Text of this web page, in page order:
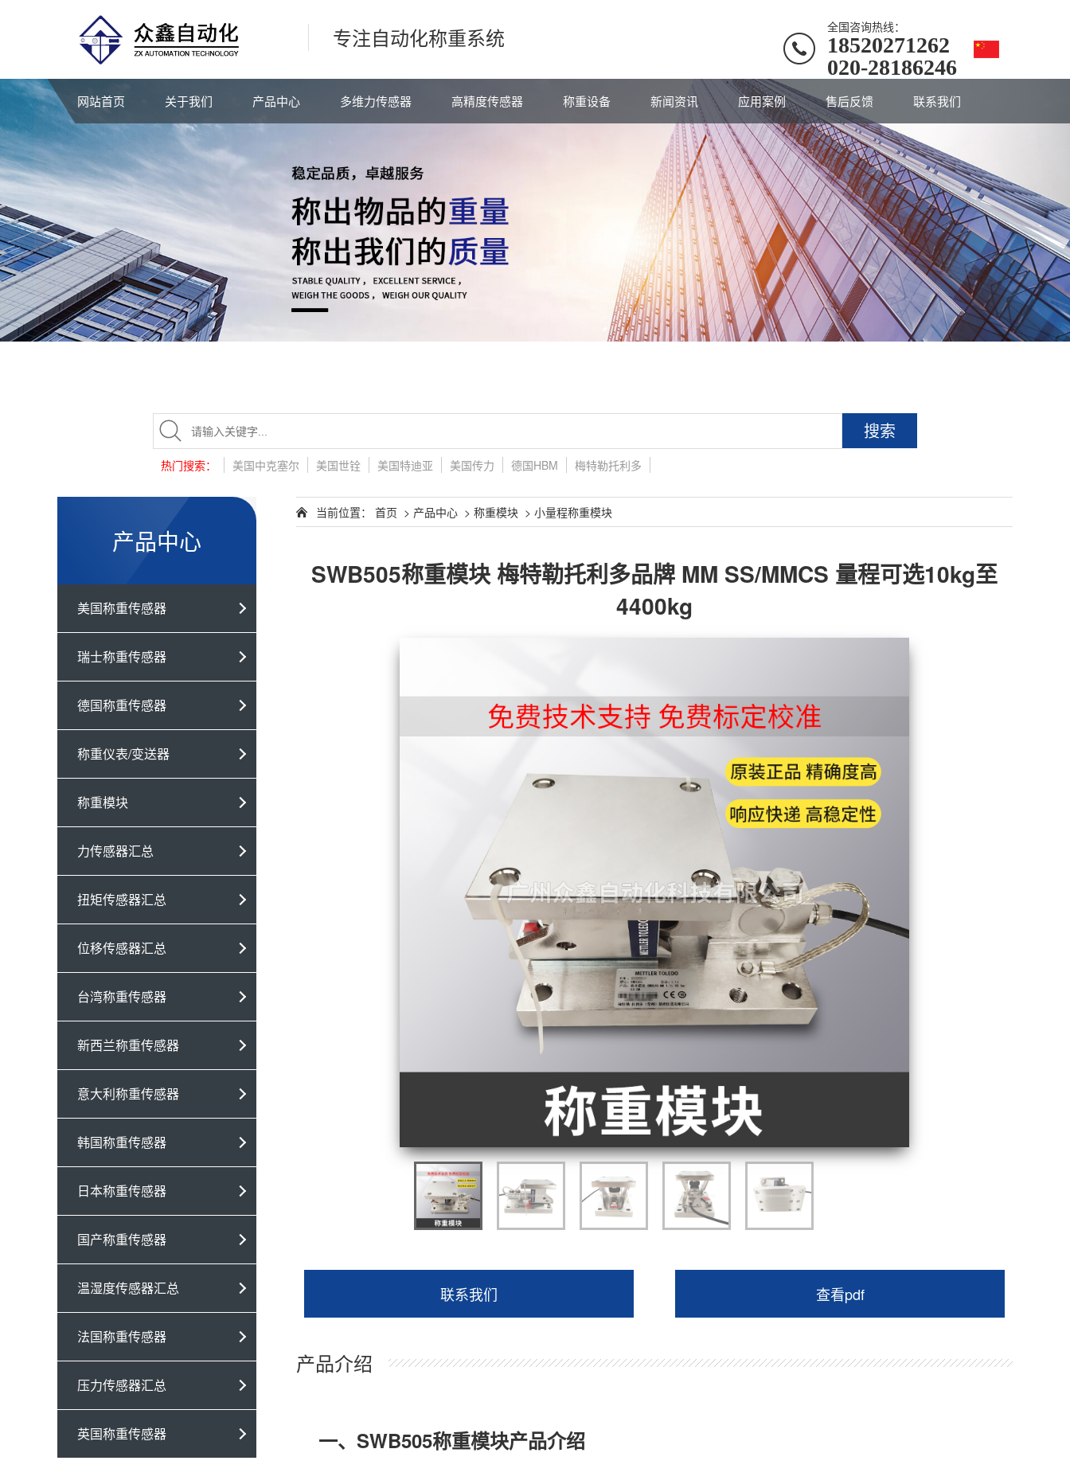
专注自动化称重系统 全国咨询热线：
18520271262
020-28186246
网站首页 关于我们 产品中心 多维力传感器 高精度传感器 称重设备 新闻资讯 应用案例 售后反馈 联系我们
搜索
热门搜索： 美国中克塞尔 美国世铨 美国特迪亚 美国传力 德国HBM 梅特勒托利多
产品中心
美国称重传感器
瑞士称重传感器
德国称重传感器
称重仪表/变送器
称重模块
力传感器汇总
扭矩传感器汇总
位移传感器汇总
台湾称重传感器
新西兰称重传感器
意大利称重传感器
韩国称重传感器
日本称重传感器
国产称重传感器
温湿度传感器汇总
法国称重传感器
压力传感器汇总
英国称重传感器
当前位置： 首页 > 产品中心 > 称重模块 > 小量程称重模块
SWB505称重模块 梅特勒托利多品牌 MM SS/MMCS 量程可选10kg至
4400kg
联系我们 查看pdf
产品介绍
一、SWB505称重模块产品介绍